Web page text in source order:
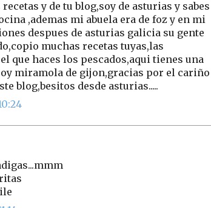
y de tu blog,soy de asturias y sabes
,ademas mi abuela era de foz y en mi
despues de asturias galicia su gente
muchas recetas tuyas,las
que haces los pescados,aqui tienes una
miramola de gijon,gracias por el cariño
blog,besitos desde asturias.....